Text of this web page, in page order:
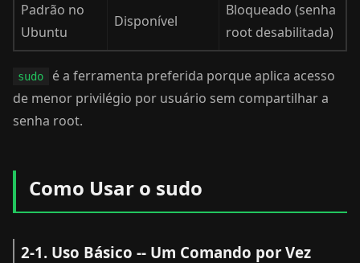
Padrão no
Ubuntu
Disponível
Bloqueado (senha
root desabilitada)
sudo
é a ferramenta preferida porque aplica acesso
de menor privilégio por usuário sem compartilhar a
senha root.
Como Usar o sudo
2-1. Uso Básico -- Um Comando por Vez